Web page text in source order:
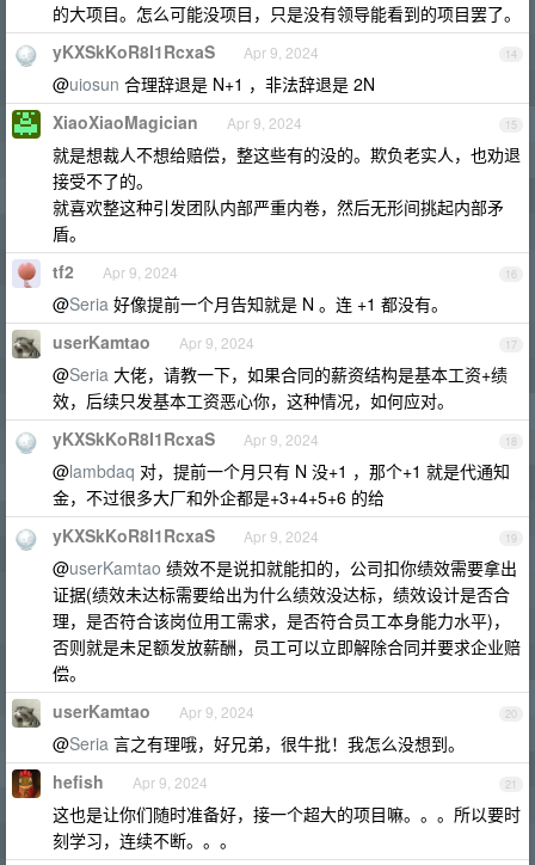
的大项目。怎么可能没项目，只是没有领导能看到的项目罢了。
14
yKXSkKoR8I1RcxaS Apr 9, 2024
@uiosun 合理辞退是 N+1 ，非法辞退是 2N
15
XiaoXiaoMagician Apr 9, 2024
就是想裁人不想给赔偿，整这些有的没的。欺负老实人，也劝退
接受不了的。
就喜欢整这种引发团队内部严重内卷，然后无形间挑起内部矛
盾。
16
tf2 Apr 9, 2024
@Seria 好像提前一个月告知就是 N 。连 +1 都没有。
17
userKamtao Apr 9, 2024
@Seria 大佬，请教一下，如果合同的薪资结构是基本工资+绩
效，后续只发基本工资恶心你，这种情况，如何应对。
18
yKXSkKoR8I1RcxaS Apr 9, 2024
@lambdaq 对，提前一个月只有 N 没+1 ，那个+1 就是代通知
金，不过很多大厂和外企都是+3+4+5+6 的给
19
yKXSkKoR8I1RcxaS Apr 9, 2024
@userKamtao 绩效不是说扣就能扣的，公司扣你绩效需要拿出
证据(绩效未达标需要给出为什么绩效没达标，绩效设计是否合
理，是否符合该岗位用工需求，是否符合员工本身能力水平)，
否则就是未足额发放薪酬，员工可以立即解除合同并要求企业赔
偿。
20
userKamtao Apr 9, 2024
@Seria 言之有理哦，好兄弟，很牛批！我怎么没想到。
21
hefish Apr 9, 2024
这也是让你们随时准备好，接一个超大的项目嘛。。。所以要时
刻学习，连续不断。。。